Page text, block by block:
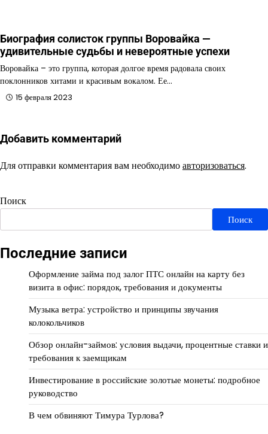
Биография солисток группы Воровайка —
удивительные судьбы и невероятные успехи
Воровайка – это группа, которая долгое время радовала своих
поклонников хитами и красивым вокалом. Ее…
15 февраля 2023
Добавить комментарий
Для отправки комментария вам необходимоавторизоваться.
Поиск
Поиск
Последние записи
Оформление займа под залог ПТС онлайн на карту без
визита в офис: порядок, требования и документы
Музыка ветра: устройство и принципы звучания
колокольчиков
Обзор онлайн-займов: условия выдачи, процентные ставки и
требования к заемщикам
Инвестирование в российские золотые монеты: подробное
руководство
В чем обвиняют Тимура Турлова?